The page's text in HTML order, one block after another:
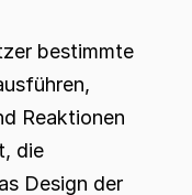
bestimmte
Reaktionen
die
Design der